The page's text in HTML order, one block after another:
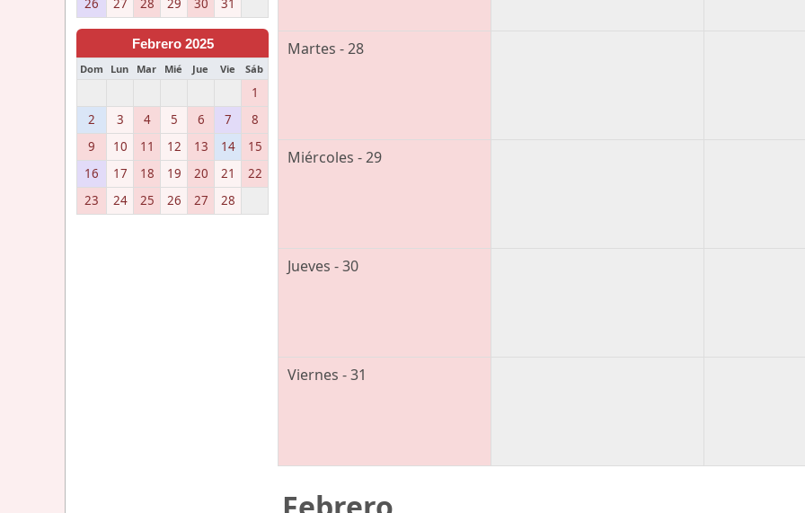
26
27 28 29 30 31
Febrero 2025
Dom Lun Mar Mié Jue Vie Sáb
1
2
3 4 5 6 7
8
9
10 11 12 13 14
15
16
17 18 19 20 21
22
23
24 25 26 27 28
Martes - 28
Miércoles - 29
Jueves - 30
Viernes - 31